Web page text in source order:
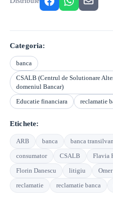
Categoria:
banca
CSALB (Centrul de Solutionare
domeniul Bancar)
Educatie financiara
reclamatie
Etichete:
ARB banca banca
consumator
CSALB
Flavia
Florin Danescu
litigiu
reclamatie
reclamatie banca